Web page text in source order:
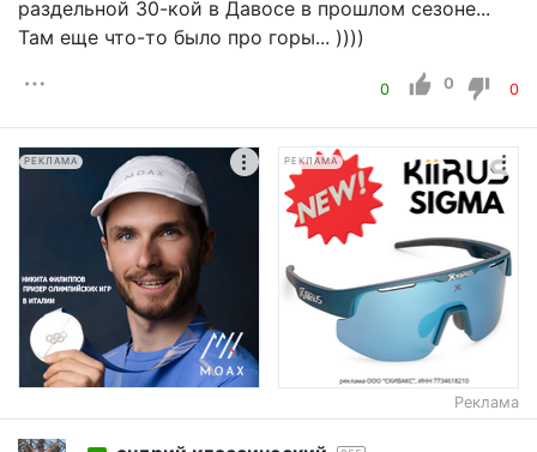
раздельной 30-кой в Давосе в прошлом сезоне...
Там еще что-то было про горы... ))))
0 0 0
РЕКЛАМА РЕКЛАМА
Реклама